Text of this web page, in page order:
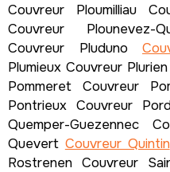
Couvreur Ploumilliau
Couvreur Plounevez-
Couvreur Pluduno
Plumieux Couvreur
Pommeret Couvreur
Pontrieux Couvreur
Quemper-Guezennec
Quevert Couvreur Quintin
Rostrenen Couvreur